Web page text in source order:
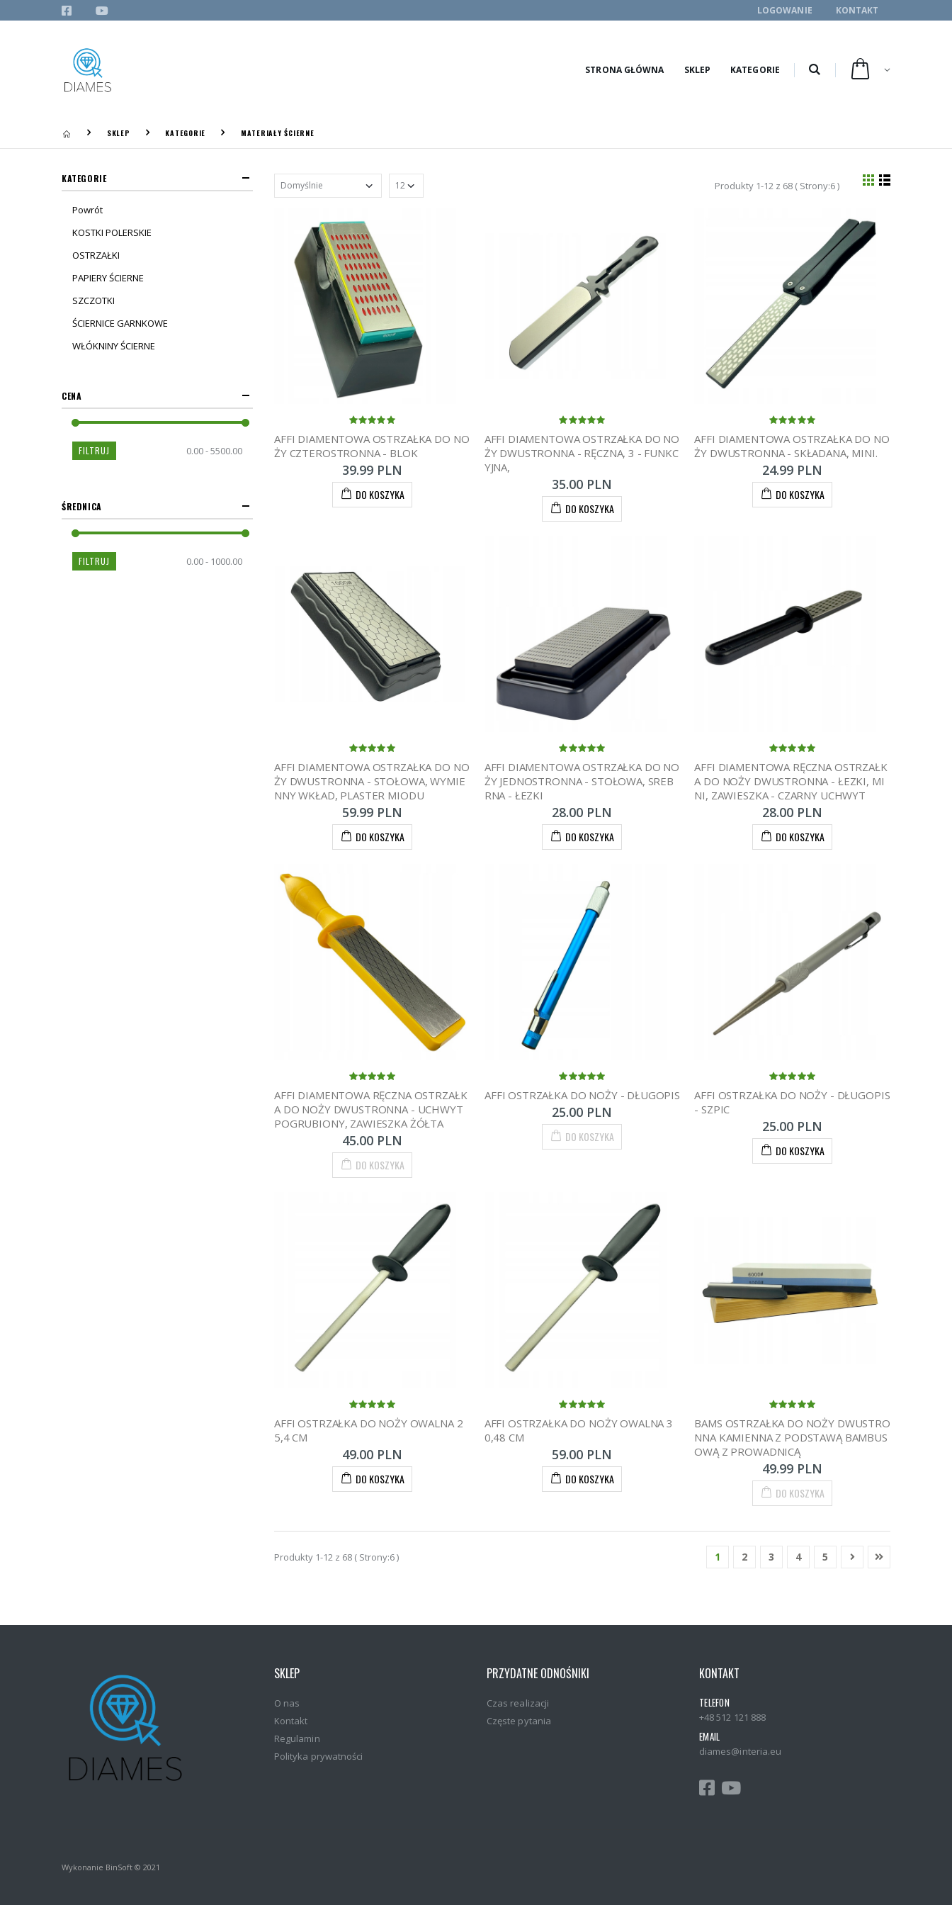
LOGOWANIE KONTAKT
STRONA GŁÓWNA SKLEP KATEGORIE
SKLEP KATEGORIE MATERIAŁY ŚCIERNE
Produkty 1-12 z 68 ( Strony:6 )
AFFI DIAMENTOWA OSTRZAŁKA DO NO
ŻY CZTEROSTRONNA - BLOK
39.99 PLN
DO KOSZYKA
AFFI DIAMENTOWA OSTRZAŁKA DO NO
ŻY DWUSTRONNA - RĘCZNA, 3 - FUNKC
YJNA,
35.00 PLN
DO KOSZYKA
AFFI DIAMENTOWA OSTRZAŁKA DO NO
ŻY DWUSTRONNA - SKŁADANA, MINI.
24.99 PLN
DO KOSZYKA
AFFI DIAMENTOWA OSTRZAŁKA DO NO
ŻY DWUSTRONNA - STOŁOWA, WYMIE
NNY WKŁAD, PLASTER MIODU
59.99 PLN
DO KOSZYKA
AFFI DIAMENTOWA OSTRZAŁKA DO NO
ŻY JEDNOSTRONNA - STOŁOWA, SREB
RNA - ŁEZKI
28.00 PLN
DO KOSZYKA
AFFI DIAMENTOWA RĘCZNA OSTRZAŁK
A DO NOŻY DWUSTRONNA - ŁEZKI, MI
NI, ZAWIESZKA - CZARNY UCHWYT
28.00 PLN
DO KOSZYKA
AFFI DIAMENTOWA RĘCZNA OSTRZAŁK
A DO NOŻY DWUSTRONNA - UCHWYT
POGRUBIONY, ZAWIESZKA ŻÓŁTA
45.00 PLN
DO KOSZYKA
AFFI OSTRZAŁKA DO NOŻY - DŁUGOPIS
25.00 PLN
DO KOSZYKA
AFFI OSTRZAŁKA DO NOŻY - DŁUGOPIS
- SZPIC
25.00 PLN
DO KOSZYKA
AFFI OSTRZAŁKA DO NOŻY OWALNA 2
5,4 CM
49.00 PLN
DO KOSZYKA
AFFI OSTRZAŁKA DO NOŻY OWALNA 3
0,48 CM
59.00 PLN
DO KOSZYKA
BAMS OSTRZAŁKA DO NOŻY DWUSTRO
NNA KAMIENNA Z PODSTAWĄ BAMBUS
OWĄ Z PROWADNICĄ
49.99 PLN
DO KOSZYKA
Produkty 1-12 z 68 ( Strony:6 ) 1 2 3 4 5
KATEGORIE
Powrót
KOSTKI POLERSKIE
OSTRZAŁKI
PAPIERY ŚCIERNE
SZCZOTKI
ŚCIERNICE GARNKOWE
WŁÓKNINY ŚCIERNE
CENA
FILTRUJ 0.00 - 5500.00
ŚREDNICA
FILTRUJ 0.00 - 1000.00
SKLEP
O nas
Kontakt
Regulamin
Polityka prywatności
PRZYDATNE ODNOŚNIKI
Czas realizacji
Częste pytania
KONTAKT
TELEFON
+48 512 121 888
EMAIL
diames@interia.eu
Wykonanie BinSoft © 2021